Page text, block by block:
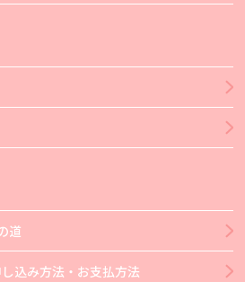
道
込み方法・お支払方法